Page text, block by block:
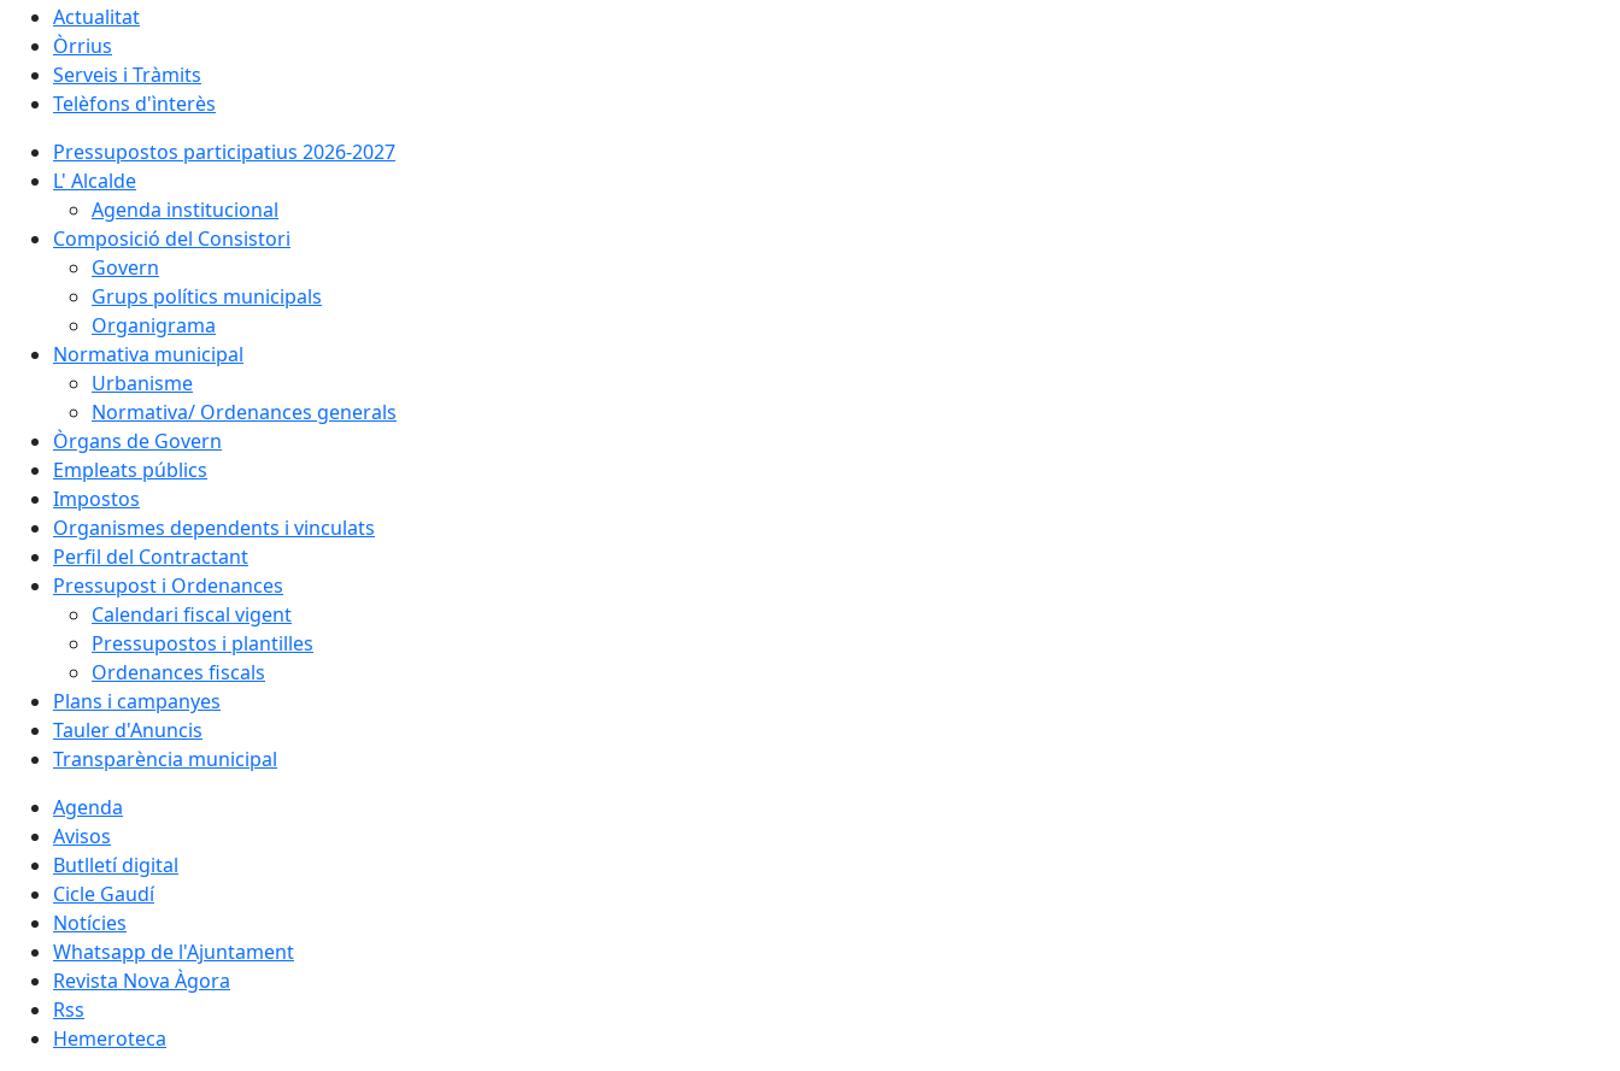
Actualitat
Òrrius
Serveis i Tràmits
Telèfons d'ìnterès
Pressupostos participatius 2026-2027
L' Alcalde
Agenda institucional
Composició del Consistori
Govern
Grups polítics municipals
Organigrama
Normativa municipal
Urbanisme
Normativa/ Ordenances generals
Òrgans de Govern
Empleats públics
Impostos
Organismes dependents i vinculats
Perfil del Contractant
Pressupost i Ordenances
Calendari fiscal vigent
Pressupostos i plantilles
Ordenances fiscals
Plans i campanyes
Tauler d'Anuncis
Transparència municipal
Agenda
Avisos
Butlletí digital
Cicle Gaudí
Notícies
Whatsapp de l'Ajuntament
Revista Nova Àgora
Rss
Hemeroteca